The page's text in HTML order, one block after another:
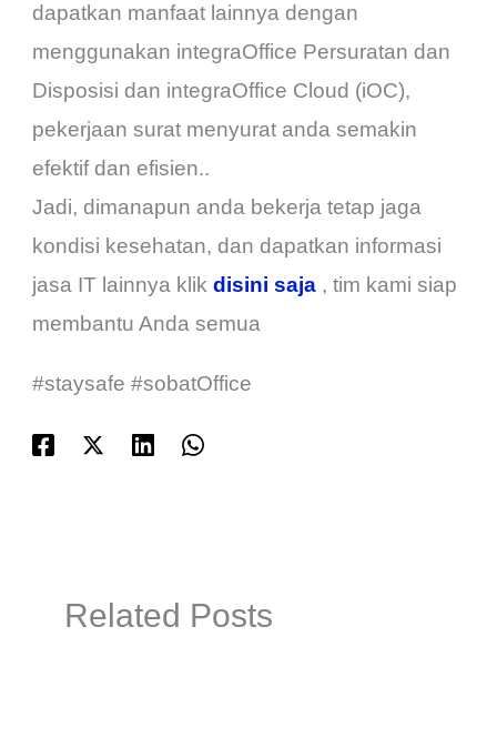
dapatkan manfaat lainnya dengan
menggunakan integraOffice Persuratan dan
Disposisi dan integraOffice Cloud (iOC),
pekerjaan surat menyurat anda semakin
efektif dan efisien..
Jadi, dimanapun anda bekerja tetap jaga
kondisi kesehatan, dan dapatkan informasi
jasa IT lainnya klik disini saja , tim kami siap
membantu Anda semua
#staysafe #sobatOffice
Related Posts